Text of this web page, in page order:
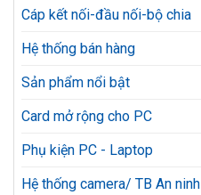
Cáp kết nối-đầu nối-bộ chia
Hệ thống bán hàng
Sản phẩm nổi bật
Card mở rộng cho PC
Phụ kiện PC - Laptop
Hệ thống camera/ TB An ninh